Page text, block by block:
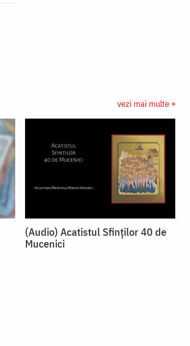
vezi mai multe »
(Audio) Acatistul Sfinților 40 de
Mucenici